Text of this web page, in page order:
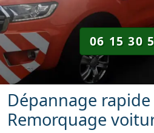
06 15 30
Dépannage
Remorquage